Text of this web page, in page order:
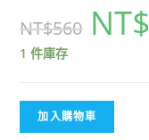
NT$560 NT$
1 件庫存
加入購物車